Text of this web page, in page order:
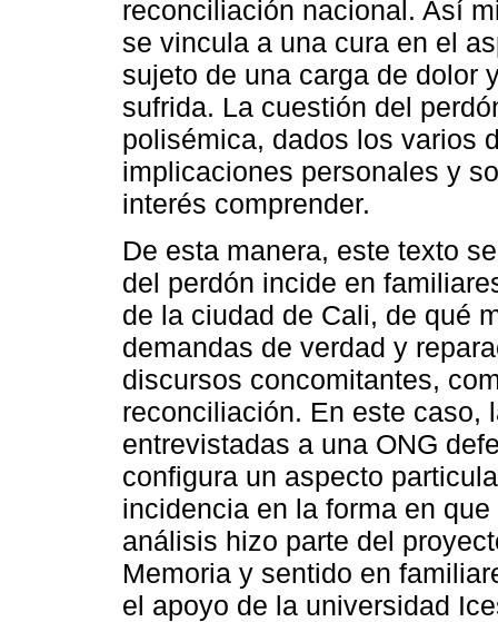
reconciliación nacional. Así
se vincula a una cura en el
sujeto de una carga de dolor
sufrida. La cuestión del
polisémica, dados los varios
implicaciones personales y
interés comprender.
De esta manera, este texto
del perdón incide en
de la ciudad de Cali, de qué
demandas de verdad y
discursos concomitantes,
reconciliación. En este caso,
entrevistadas a una ONG
configura un aspecto
incidencia en la forma en
análisis hizo parte del
Memoria y sentido en
el apoyo de la universidad